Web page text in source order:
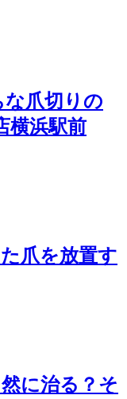
爪切りの
横浜駅前
爪を放置す
に治る？そ